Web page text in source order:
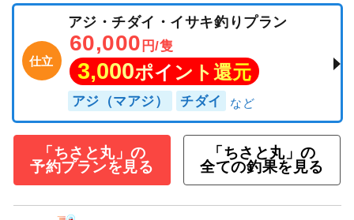
仕立
アジ・チダイ・イサキ釣りプラン
60,000 円/隻
3,000ポイント還元
アジ（マアジ） チダイ
「ちさと丸」の
予約プランを見る
「ちさと丸」の
全ての釣果を見る